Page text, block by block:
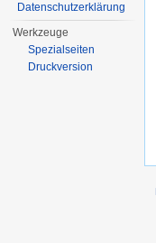
Datenschutzerklärung
Werkzeuge
Spezialseiten
Druckversion